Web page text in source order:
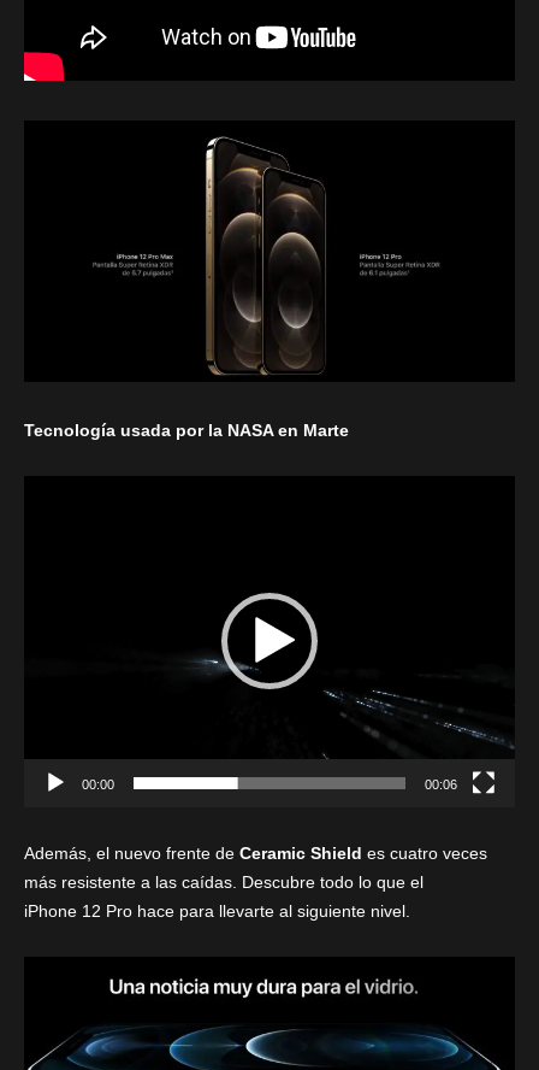
Tecnología usada por la NASA en Marte
v
í
d
00:00 00:06
Además, el nuevo frente de Ceramic Shield es cuatro veces
más resistente a las caídas. Descubre todo lo que el
iPhone 12 Pro hace para llevarte al siguiente nivel.